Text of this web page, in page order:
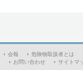
会報
危険物取扱者とは
お問い合わせ サイトマ